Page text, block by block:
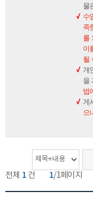
물
수
족
를
이
될
개
을
법
게
으
전체 1 건 1/1페이지
게
시
물
개
검
색
옵
션
색
단
어